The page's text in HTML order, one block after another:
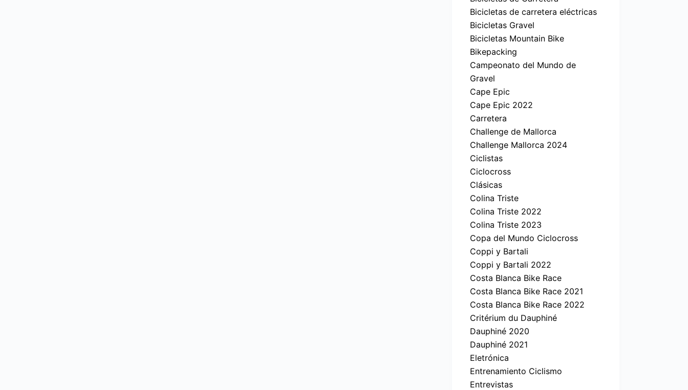
Bicicletas de carretera eléctricas
Bicicletas Gravel
Bicicletas Mountain Bike
Bikepacking
Campeonato del Mundo de
Gravel
Cape Epic
Cape Epic 2022
Carretera
Challenge de Mallorca
Challenge Mallorca 2024
Ciclistas
Ciclocross
Clásicas
Colina Triste
Colina Triste 2022
Colina Triste 2023
Copa del Mundo Ciclocross
Coppi y Bartali
Coppi y Bartali 2022
Costa Blanca Bike Race
Costa Blanca Bike Race 2021
Costa Blanca Bike Race 2022
Critérium du Dauphiné
Dauphiné 2020
Dauphiné 2021
Eletrónica
Entrenamiento Ciclismo
Entrevistas